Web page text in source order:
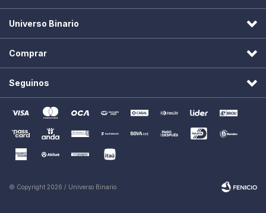
Universo Binario
Comprar
Seguinos
© Copyright 2026 / Universo Binario